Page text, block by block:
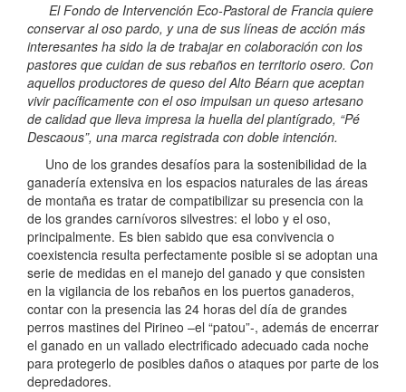
El Fondo de Intervención Eco-Pastoral de Francia quiere
conservar al oso pardo, y una de sus líneas de acción más
interesantes ha sido la de trabajar en colaboración con los
pastores que cuidan de sus rebaños en territorio osero. Con
aquellos productores de queso del Alto Béarn que aceptan
vivir pacíficamente con el oso impulsan un queso artesano
de calidad que lleva impresa la huella del plantígrado, “Pé
Descaous”, una marca registrada con doble intención.
Uno de los grandes desafíos para la sostenibilidad de la
ganadería extensiva en los espacios naturales de las áreas
de montaña es tratar de compatibilizar su presencia con la
de los grandes carnívoros silvestres: el lobo y el oso,
principalmente. Es bien sabido que esa convivencia o
coexistencia resulta perfectamente posible si se adoptan una
serie de medidas en el manejo del ganado y que consisten
en la vigilancia de los rebaños en los puertos ganaderos,
contar con la presencia las 24 horas del día de grandes
perros mastines del Pirineo –el “patou”-, además de encerrar
el ganado en un vallado electrificado adecuado cada noche
para protegerlo de posibles daños o ataques por parte de los
depredadores.